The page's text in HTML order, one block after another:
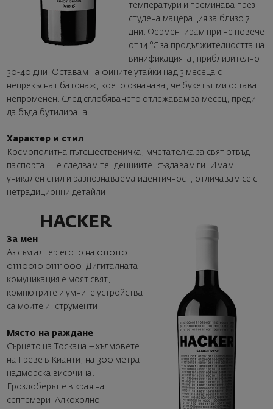
температури и преминава през
студена мацерация за близо 7
дни. Ферментирам при не повече
от 14 °C за продължителността на
винификацията, приблизително
30-40 дни. Оставам на фините утайки над 3 месеца с
непрекъснат батонаж, което означава, че букетът ми остава
непроменен. След сглобяването отлежавам за месец, преди
да бъда бутилирана.
Характер и стил
Космополитна пътешественичка, мчетателка за свят отвъд
паспорта. Не следвам тенденциите, създавам ги. Имам
уникален стил и разпознаваема идентичност, отличавам се с
нетрадиционни детайли.
HACKER
За мен
Аз съм алтер егото на 01101101
01110010 01111000. Дигиталната
комуникация е моят свят,
компютрите и умните устройства
са моите инструменти.
Място на раждане
Сърцето на Тоскана – хълмовете
на Греве в Кианти, на 300 метра
надморска височина.
Гроздоберът е в края на
септември. Алкохолно